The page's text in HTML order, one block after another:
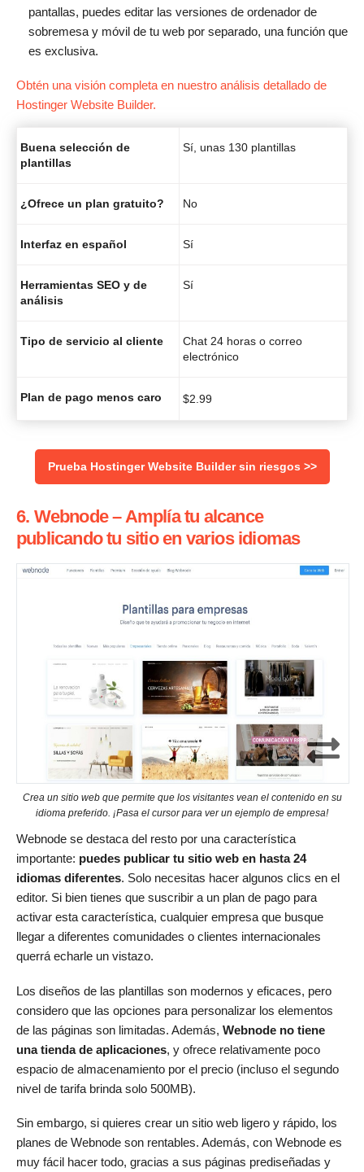
pantallas, puedes editar las versiones de ordenador de
sobremesa y móvil de tu web por separado, una función que
es exclusiva.
Obtén una visión completa en nuestro análisis detallado de
Hostinger Website Builder.
Buena selección de
plantillas
Sí, unas 130 plantillas
¿Ofrece un plan gratuito? No
Interfaz en español Sí
Herramientas SEO y de
análisis
Sí
Tipo de servicio al cliente
Chat 24 horas o correo
electrónico
Plan de pago menos caro $2.99
Prueba Hostinger Website Builder sin riesgos >>
6. Webnode – Amplía tu alcance
publicando tu sitio en varios idiomas
Crea un sitio web que permite que los visitantes vean el contenido en su
idioma preferido. ¡Pasa el cursor para ver un ejemplo de empresa!
Webnode se destaca del resto por una característica
importante: puedes publicar tu sitio web en hasta 24
idiomas diferentes. Solo necesitas hacer algunos clics en el
editor. Si bien tienes que suscribir a un plan de pago para
activar esta característica, cualquier empresa que busque
llegar a diferentes comunidades o clientes internacionales
querrá echarle un vistazo.
Los diseños de las plantillas son modernos y eficaces, pero
considero que las opciones para personalizar los elementos
de las páginas son limitadas. Además, Webnode no tiene
una tienda de aplicaciones, y ofrece relativamente poco
espacio de almacenamiento por el precio (incluso el segundo
nivel de tarifa brinda solo 500MB).
Sin embargo, si quieres crear un sitio web ligero y rápido, los
planes de Webnode son rentables. Además, con Webnode es
muy fácil hacer todo, gracias a sus páginas prediseñadas y